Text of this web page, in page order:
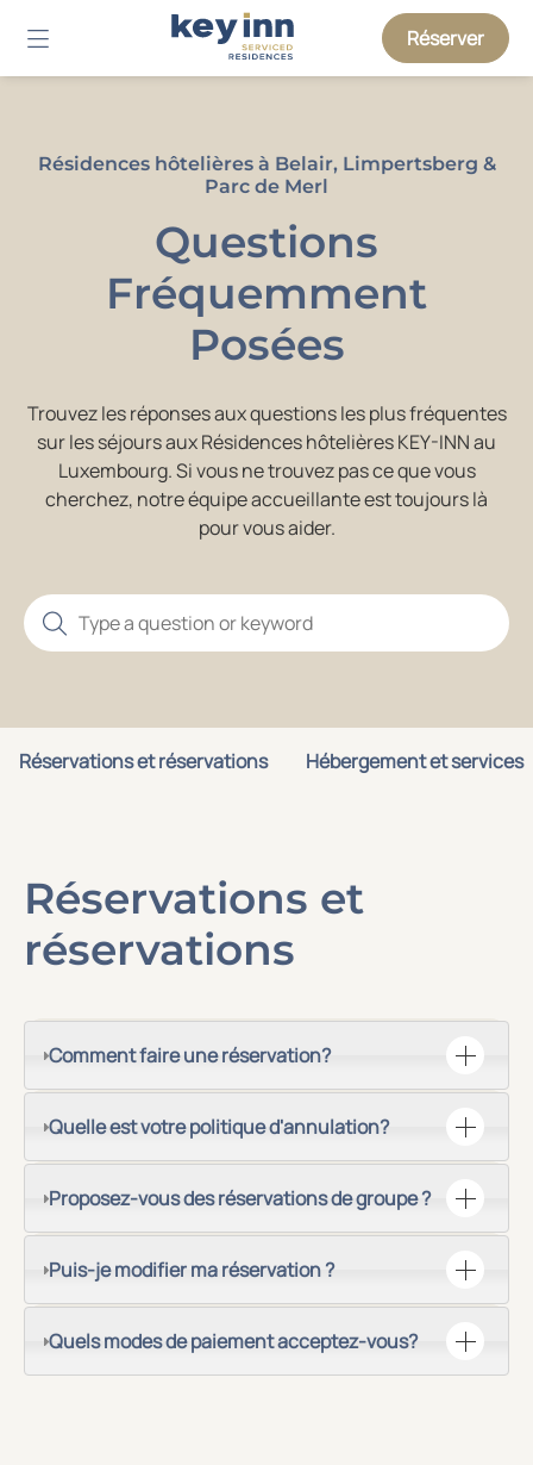
Réserver
Résidences hôtelières à Belair, Limpertsberg &
Parc de Merl
Questions
Fréquemment
Posées
Trouvez les réponses aux questions les plus fréquentes
sur les séjours aux Résidences hôtelières KEY-INN au
Luxembourg. Si vous ne trouvez pas ce que vous
cherchez, notre équipe accueillante est toujours là
pour vous aider.
Réservations et réservations Hébergement et services
Réservations et
réservations
Comment faire une réservation?
Quelle est votre politique d'annulation?
Proposez-vous des réservations de groupe ?
Puis-je modifier ma réservation ?
Quels modes de paiement acceptez-vous?